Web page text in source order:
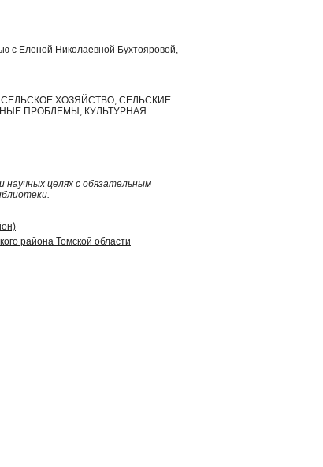
с Еленой Николаевной Бухтояровой,
ХОЗЯЙСТВО, СЕЛЬСКИЕ
ПРОБЛЕМЫ, КУЛЬТУРНАЯ
научных целях с обязательным
района Томской области